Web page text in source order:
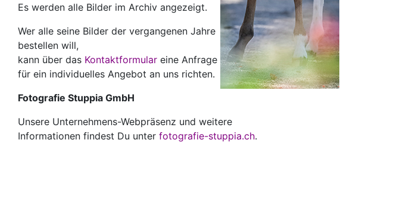
Es werden alle Bilder im Archiv angezeigt.
Wer alle seine Bilder der vergangenen Jahre
bestellen will,
kann über das Kontaktformular eine Anfrage
für ein individuelles Angebot an uns richten.
Fotografie Stuppia GmbH
Unsere Unternehmens-Webpräsenz und weitere
Informationen findest Du unter fotografie-stuppia.ch.